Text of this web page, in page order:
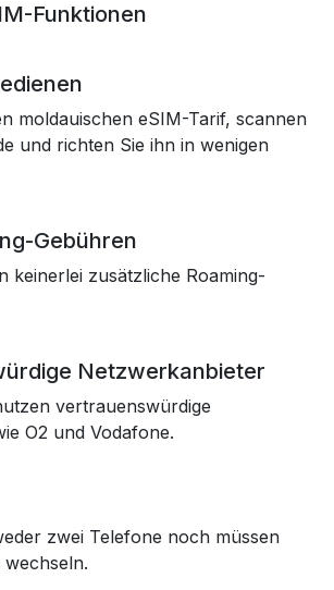
Funktionen
moldauischen eSIM-Tarif, scannen
und richten Sie ihn in wenigen
Gebühren
keinerlei zusätzliche Roaming-
Netzwerkanbieter
vertrauenswürdige
O2 und Vodafone.
zwei Telefone noch müssen